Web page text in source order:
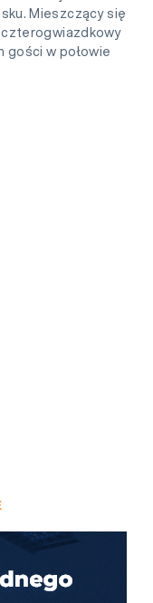
Mieszczący się
gości w połowie